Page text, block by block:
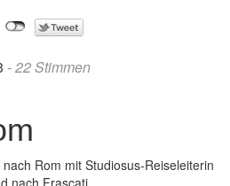
-22Stimmen
Rom mit Studiosus-Reiseleiterin
Italien – Rom